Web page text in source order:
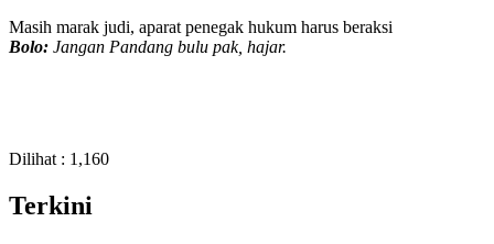
Masih marak judi, aparat penegak hukum harus beraksi
Bolo: Jangan Pandang bulu pak, hajar.
Dilihat : 1,160
Terkini